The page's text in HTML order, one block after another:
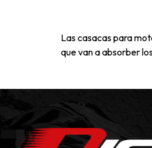
Las casacas para
que van a absorber